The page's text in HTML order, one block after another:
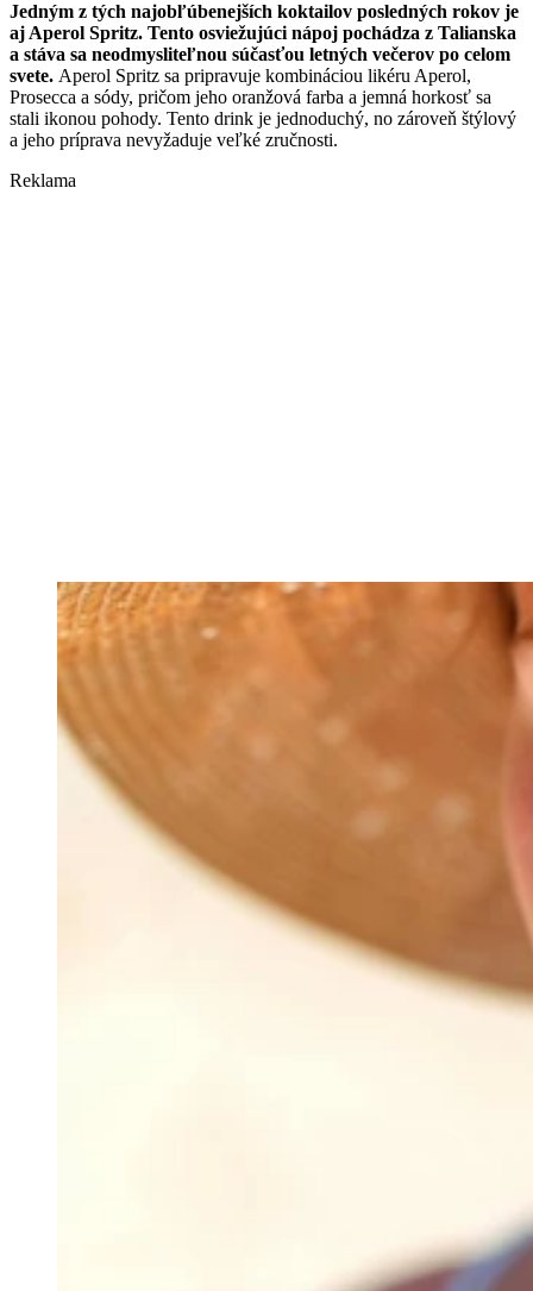
Jedným z tých najobľúbenejších koktailov posledných rokov je
aj Aperol Spritz. Tento osviežujúci nápoj pochádza z Talianska
a stáva sa neodmysliteľnou súčasťou letných večerov po celom
svete. Aperol Spritz sa pripravuje kombináciou likéru Aperol,
Prosecca a sódy, pričom jeho oranžová farba a jemná horkosť sa
stali ikonou pohody. Tento drink je jednoduchý, no zároveň štýlový
a jeho príprava nevyžaduje veľké zručnosti.
Reklama